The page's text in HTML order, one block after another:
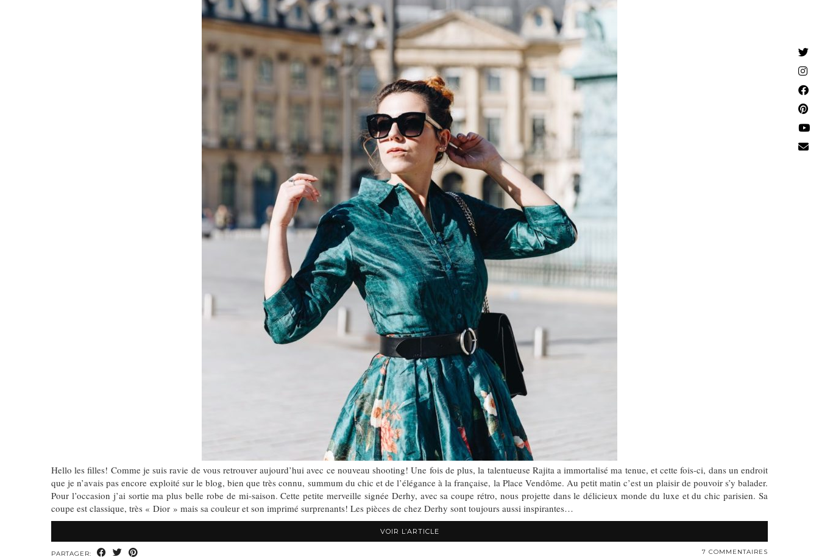
Hello les filles! Comme je suis ravie de vous retrouver aujourd’hui avec ce nouveau shooting! Une fois de plus, la talentueuse Rajita a immortalisé ma tenue, et cette fois-ci, dans un endroit
que je n’avais pas encore exploité sur le blog, bien que très connu, summum du chic et de l’élégance à la française, la Place Vendôme. Au petit matin c’est un plaisir de pouvoir s’y balader.
Pour l’occasion j’ai sortie ma plus belle robe de mi-saison. Cette petite merveille signée Derhy, avec sa coupe rétro, nous projette dans le délicieux monde du luxe et du chic parisien. Sa
coupe est classique, très « Dior » mais sa couleur et son imprimé surprenants! Les pièces de chez Derhy sont toujours aussi inspirantes…
VOIR L’ARTICLE
PARTAGER: 7 COMMENTAIRES